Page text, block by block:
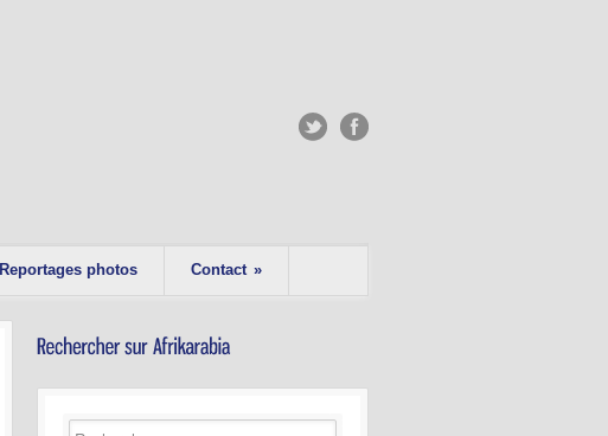
Reportages photos Contact »